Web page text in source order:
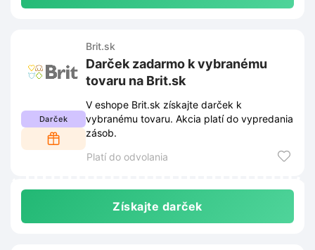
Darček
Brit.sk
Darček zadarmo k vybranému
tovaru na Brit.sk
V eshope Brit.sk získajte darček k
vybranému tovaru. Akcia platí do vypredania
zásob.
Platí do odvolania
Získajte darček